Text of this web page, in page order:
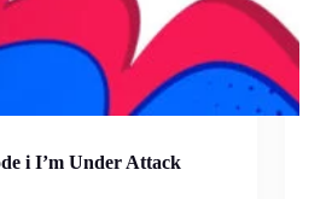
i I’m Under Attack